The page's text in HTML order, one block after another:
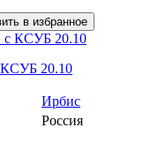
в избранное
КСУБ 20.10
Ирбис
Россия